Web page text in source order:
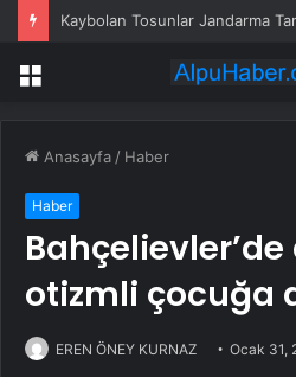
Kaybolan Tosunlar Jandarma
Menü
Anasayfa / Haber
Haber
otizmli çocuğa
EREN ÖNEY KURNAZ Ocak 31,